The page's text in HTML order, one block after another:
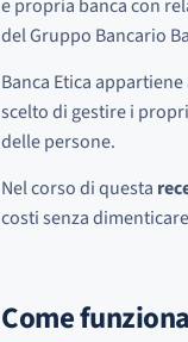
e propria banca con
del Gruppo Bancario
Banca Etica
scelto di gestire i
delle persone.
Nel corso di questa
costi senza
Come